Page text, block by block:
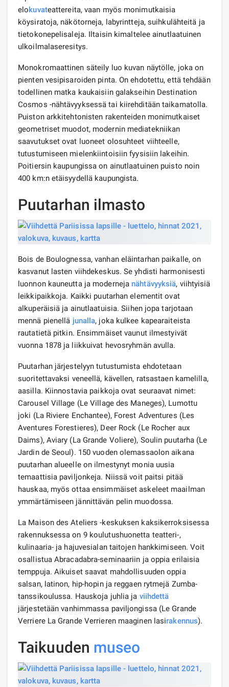
elokuvateattereita, vaan myös monimutkaisia ​​
köysiratoja, näkötorneja, labyrintteja, suihkulähteitä ja
tietokonepelisaleja. Iltaisin kimaltelee ainutlaatuinen
ulkoilmalaseresitys.
Monokromaattinen säteily luo kuvan näytölle, joka on
pienten vesipisaroiden pinta. On ehdotettu, että tehdään
todellinen matka kaukaisiin galakseihin Destination
Cosmos -nähtävyyksessä tai kiirehditään taikamatolla.
Puiston arkkitehtonisten rakenteiden monimutkaiset
geometriset muodot, modernin mediatekniikan
saavutukset ovat luoneet olosuhteet viihteelle,
tutustumiseen mielenkiintoisiin fyysisiin lakeihin.
Poitiersin kaupungissa on ainutlaatuinen puisto noin
400 km:n etäisyydellä kaupungista.
Puutarhan ilmasto
Bois de Boulognessa, vanhan eläintarhan paikalle, on
kasvanut lasten viihdekeskus. Se yhdisti harmonisesti
luonnon kauneutta ja moderneja nähtävyyksiä, viihtyisiä
leikkipaikkoja. Kaikki puutarhan elementit ovat
alkuperäisiä ja ainutlaatuisia. Siihen jopa tarjotaan
mennä pienellä junalla, joka kulkee kapearaiteista
rautatietä pitkin. Ensimmäiset vaunut ilmestyivät
vuonna 1878 ja liikkuivat hevosryhmän avulla.
Puutarhan järjestelyyn tutustumista ehdotetaan
suoritettavaksi veneellä, kävellen, ratsastaen kamelilla,
aasilla. Kiinnostavia paikkoja ovat seuraavat nimet:
Carousel Village (Le Village des Maneges), Lumottu
joki (La Riviere Enchantee), Forest Adventures (Les
Aventures Forestieres), Deer Rock (Le Rocher aux
Daims), Aviary (La Grande Voliere), Soulin puutarha (Le
Jardin de Seoul). 150 vuoden olemassaolon aikana
puutarhan alueelle on ilmestynyt monia uusia
temaattisia paviljonkeja. Niissä voit paitsi pitää
hauskaa, myös ottaa ensimmäiset askeleet maailman
ymmärtämiseen jännittävän pelin muodossa.
La Maison des Ateliers -keskuksen kaksikerroksisessa
rakennuksessa on 9 koulutushuonetta teatteri-,
kulinaaria- ja hajuvesialan taitojen hankkimiseen. Voit
osallistua Abracadabra-seminaariin ja oppia erilaisia ​​
temppuja. Aikuiset saavat mahdollisuuden oppia
salsan, latinon, hip-hopin ja reggaen rytmejä Zumba-
tanssikoulussa. Hauskoja juhlia ja viihdettä
järjestetään vanhimmassa paviljongissa (Le Grande
Verriere La Grande Verrieren maaginen lasirakennus).
Taikuuden museo